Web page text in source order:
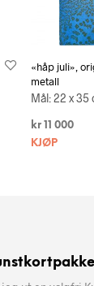
«håp juli»,
metall
Mål: 22 x 35
kr11 000
KJØP